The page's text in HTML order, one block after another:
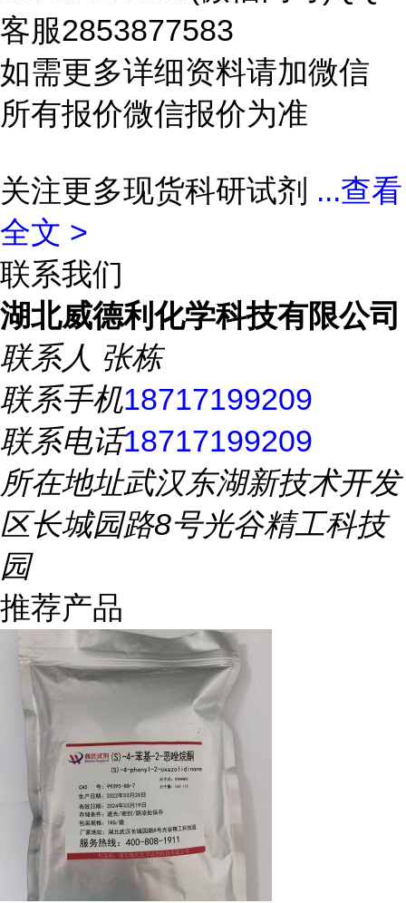
客服2853877583
如需更多详细资料请加微信
所有报价微信报价为准
关注更多现货科研试剂 ...查看
全文 >
联系我们
湖北威德利化学科技有限公司
联系人 张栋
联系手机18717199209
联系电话18717199209
所在地址武汉东湖新技术开发
区长城园路8号光谷精工科技
园
推荐产品